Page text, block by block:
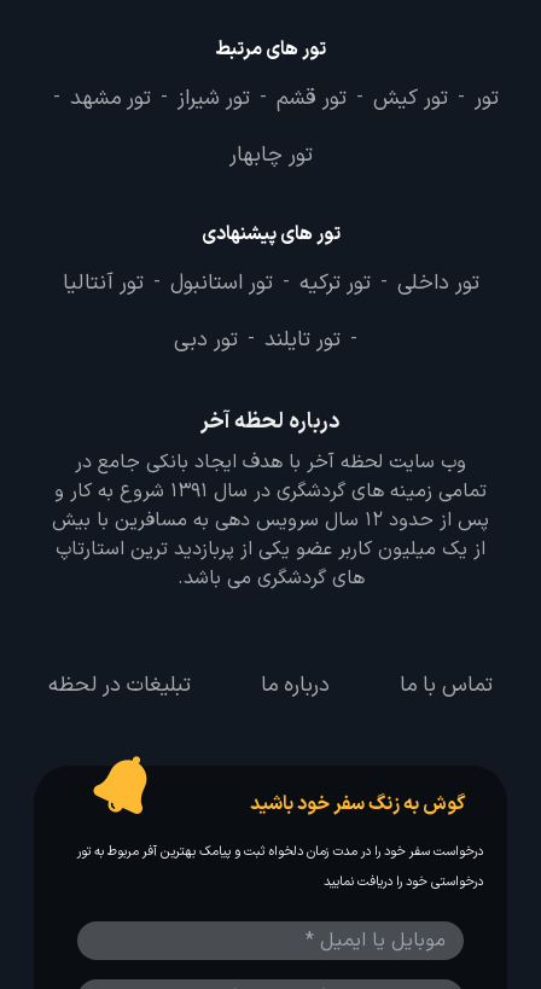
تور های مرتبط
تور - تور کیش - تور قشم - تور شیراز - تور مشهد -
تور چابهار
تور های پیشنهادی
تور داخلی - تور ترکیه - تور استانبول - تور آنتالیا
- تور تایلند - تور دبی
درباره لحظه آخر
وب سایت لحظه آخر با هدف ایجاد بانکی جامع در
تمامی زمینه های گردشگری در سال 1391 شروع به کار و
پس از حدود 12 سال سرویس دهی به مسافرین با بیش
از یک میلیون کاربر عضو یکی از پربازدید ترین استارتاپ
های گردشگری می باشد.
تماس با ما درباره ما تبلیغات در لحظه
گوش به زنگ سفر خود باشید
درخواست سفر خود را در مدت زمان دلخواه ثبت و پیامک بهترین آفر مربوط به تور
درخواستی خود را دریافت نمایید